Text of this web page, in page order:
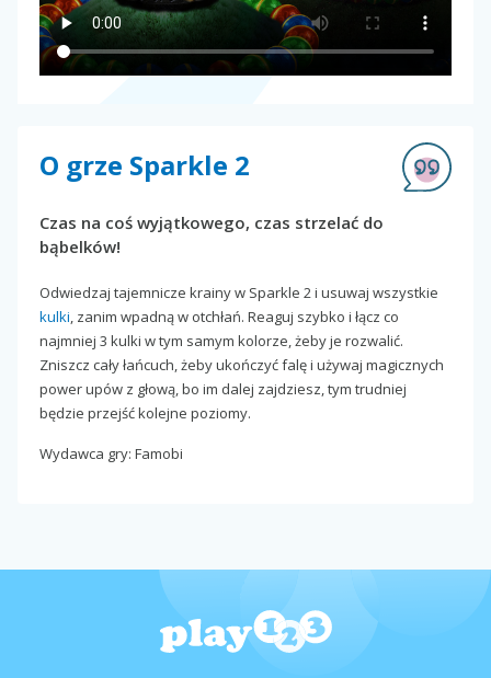
O grze Sparkle 2
Czas na coś wyjątkowego, czas strzelać do
bąbelków!
Odwiedzaj tajemnicze krainy w Sparkle 2 i usuwaj wszystkie
kulki, zanim wpadną w otchłań. Reaguj szybko i łącz co
najmniej 3 kulki w tym samym kolorze, żeby je rozwalić.
Zniszcz cały łańcuch, żeby ukończyć falę i używaj magicznych
power upów z głową, bo im dalej zajdziesz, tym trudniej
będzie przejść kolejne poziomy.
Wydawca gry: Famobi